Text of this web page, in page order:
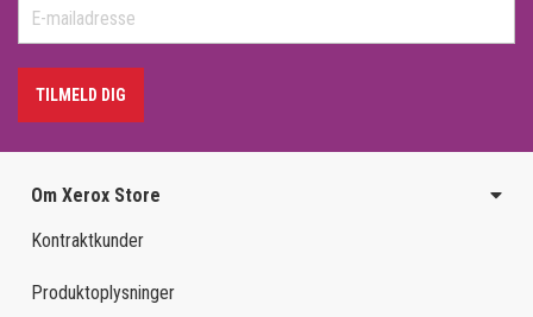
TILMELD DIG
Om Xerox Store
Kontraktkunder
Produktoplysninger